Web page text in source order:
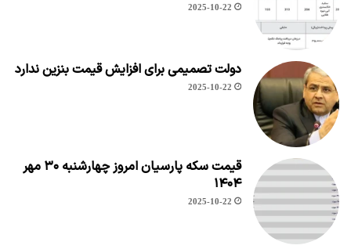
2025-10-22
دولت تصمیمی برای افزایش قیمت بنزین ندارد
2025-10-22
قیمت سکه پارسیان امروز چهارشنبه ۳۰ مهر
۱۴۰۴
2025-10-22